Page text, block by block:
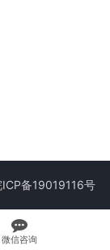
ICP备19019116号
微信咨询